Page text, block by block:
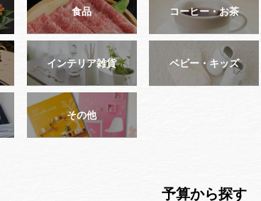
食品 コーヒー・お茶
インテリア雑貨 ベビー・キッズ
その他
予算から探す